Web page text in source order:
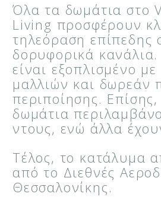
Όλα τα δωμάτια στο
Living προσφέρουν
τηλεόραση επίπεδης
δορυφορικά
είναι εξοπλισμένο
μαλλιών και δωρεάν
περιποίησης.
δωμάτια
ντους, ενώ άλλα
Τέλος, το κατάλυμα
από το Διεθνές
Θεσσαλονίκης.